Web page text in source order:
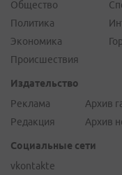
Общество
Политика
Экономика
Происшествия
Издательство
Реклама
Редакция
Архив
Архив
Социальные сети
vkontakte